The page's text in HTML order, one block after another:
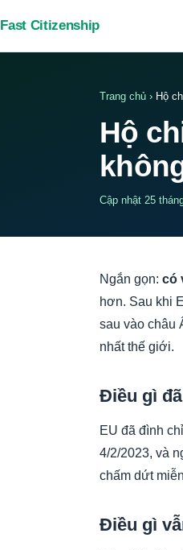
Fast Citizenship
Trang chủ › Hộ
Hộ
Cập nhật 25
Ngắn gọn: có
hơn. Sau khi
sau vào châu
nhất thế giới.
Điều gì
EU đã đình
4/2/2023, và
chấm dứt
Điều gì